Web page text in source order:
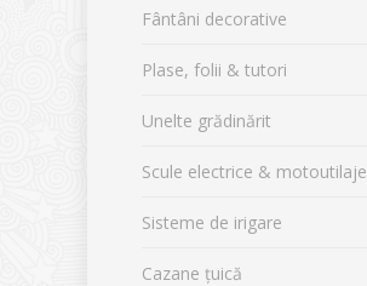
Fântâni decorative
Plase, folii & tutori
Unelte grădinărit
Scule electrice & motoutilaje
Sisteme de irigare
Cazane țuică